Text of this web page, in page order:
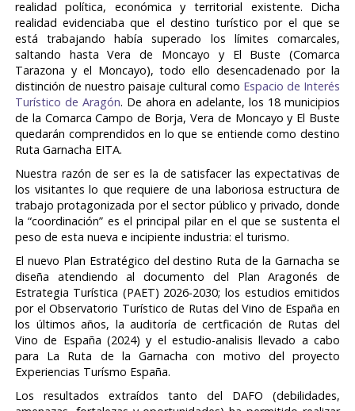
realidad política, económica y territorial existente. Dicha
realidad evidenciaba que el destino turístico por el que se
está trabajando había superado los límites comarcales,
saltando hasta Vera de Moncayo y El Buste (Comarca
Tarazona y el Moncayo), todo ello desencadenado por la
distinción de nuestro paisaje cultural como Espacio de Interés
Turístico de Aragón. De ahora en adelante, los 18 municipios
de la Comarca Campo de Borja, Vera de Moncayo y El Buste
quedarán comprendidos en lo que se entiende como destino
Ruta Garnacha EITA.
Nuestra razón de ser es la de satisfacer las expectativas de
los visitantes lo que requiere de una laboriosa estructura de
trabajo protagonizada por el sector público y privado, donde
la “coordinación” es el principal pilar en el que se sustenta el
peso de esta nueva e incipiente industria: el turismo.
El nuevo Plan Estratégico del destino Ruta de la Garnacha se
diseña atendiendo al documento del Plan Aragonés de
Estrategia Turística (PAET) 2026-2030; los estudios emitidos
por el Observatorio Turístico de Rutas del Vino de España en
los últimos años, la auditoría de certficación de Rutas del
Vino de España (2024) y el estudio-analisis llevado a cabo
para La Ruta de la Garnacha con motivo del proyecto
Experiencias Turísmo España.
Los resultados extraídos tanto del DAFO (debilidades,